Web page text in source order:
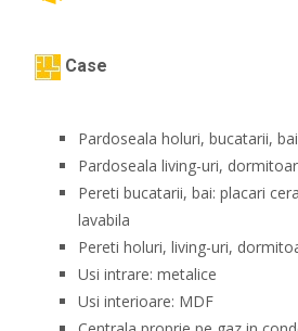
Case
Pardoseala holuri, bucatarii,
Pardoseala living-uri,
Pereti bucatarii, bai: placari
lavabila
Pereti holuri, living-uri,
Usi intrare: metalice
Usi interioare: MDF